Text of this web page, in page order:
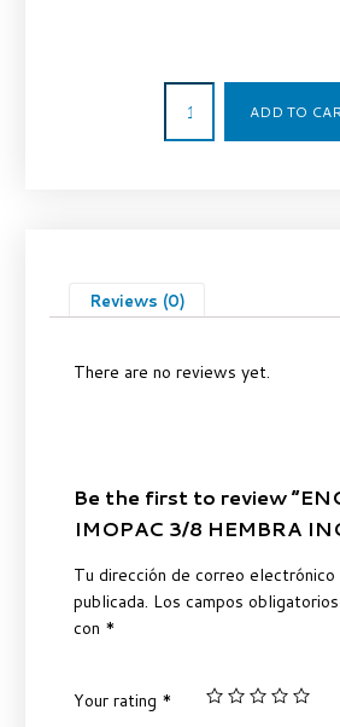
ADD TO
Reviews (0)
There are no reviews yet.
Be the first to review
IMOPAC 3/8 HEMBRA
Tu dirección de correo electrónico
publicada. Los campos
con *
Your rating *